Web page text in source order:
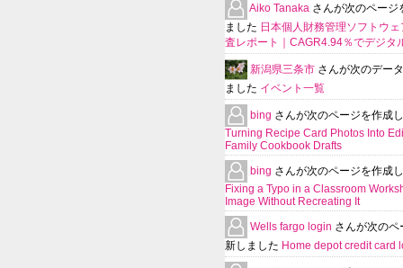
Aiko Tanaka さんが次のページ
ました 日本個人財務管理ソフトウ
査レポート｜CAGR4.94％でデジタ
新潟県三条市 さんが次のデー
ました イベント一覧
bing さんが次のページを作成
Turning Recipe Card Photos Into
Family Cookbook Drafts
bing さんが次のページを作成
Fixing a Typo in a Classroom
Image Without Recreating It
Wells fargo login さんが次のペ
新しました Home depot credit card